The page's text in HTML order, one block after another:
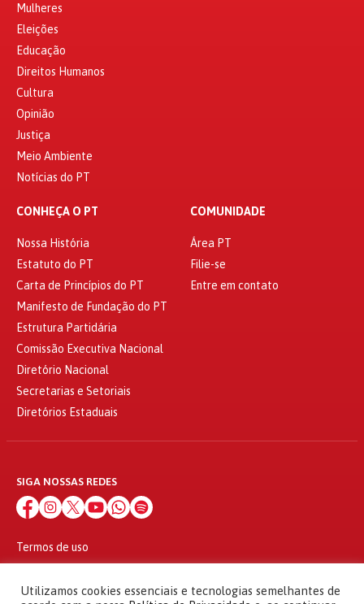
Mulheres
Eleições
Educação
Direitos Humanos
Cultura
Opinião
Justiça
Meio Ambiente
Notícias do PT
CONHEÇA O PT
Nossa História
Estatuto do PT
Carta de Princípios do PT
Manifesto de Fundação do PT
Estrutura Partidária
Comissão Executiva Nacional
Diretório Nacional
Secretarias e Setoriais
Diretórios Estaduais
COMUNIDADE
Área PT
Filie-se
Entre em contato
SIGA NOSSAS REDES
Termos de uso
© 2010 - 2026
Utilizamos cookies essenciais e tecnologias semelhantes de